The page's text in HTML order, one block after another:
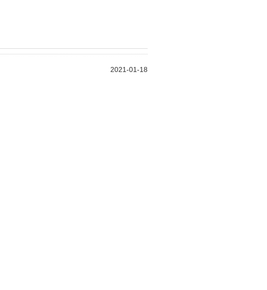
2021-01-18